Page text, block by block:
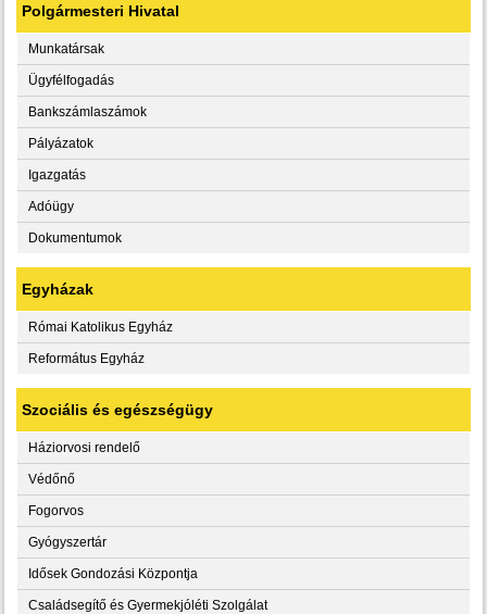
Polgármesteri Hivatal
Munkatársak
Ügyfélfogadás
Bankszámlaszámok
Pályázatok
Igazgatás
Adóügy
Dokumentumok
Egyházak
Római Katolikus Egyház
Református Egyház
Szociális és egészségügy
Háziorvosi rendelő
Védőnő
Fogorvos
Gyógyszertár
Idősek Gondozási Központja
Családsegítő és Gyermekjóléti Szolgálat